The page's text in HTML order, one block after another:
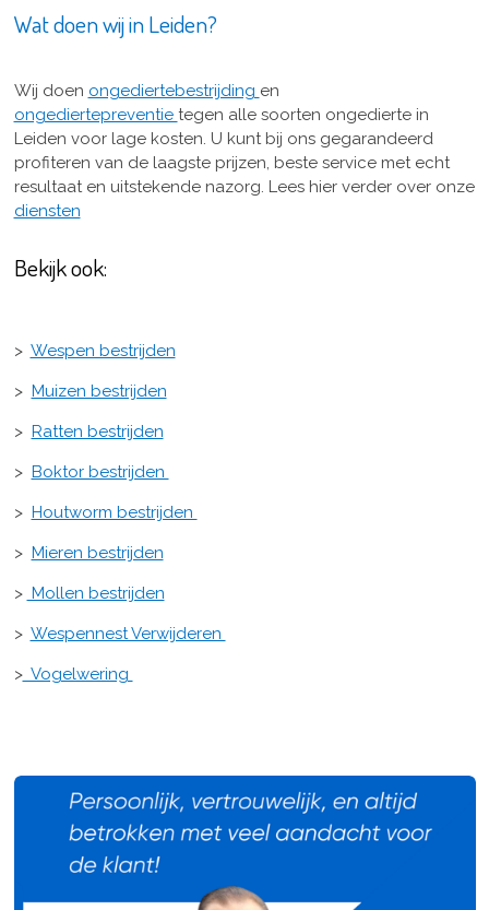
Wat doen wij in Leiden?
Wij doen ongediertebestrijding en
ongediertepreventie tegen alle soorten ongedierte in
Leiden voor lage kosten. U kunt bij ons gegarandeerd
profiteren van de laagste prijzen, beste service met echt
resultaat en uitstekende nazorg. Lees hier verder over onze
diensten
Bekijk ook:
> Wespen bestrijden
> Muizen bestrijden
> Ratten bestrijden
> Boktor bestrijden
> Houtworm bestrijden
> Mieren bestrijden
> Mollen bestrijden
> Wespennest Verwijderen
>Vogelwering